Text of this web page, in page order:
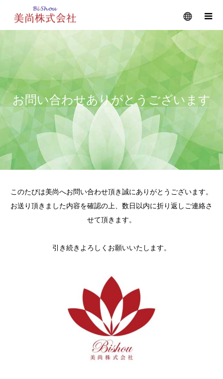
メニュー
お問い合わせありがとうございます
このたびは美尚へお問い合わせ頂き誠にありがとうございます。
お送り頂きました内容を確認の上、数日以内に折り返しご連絡さ
せて頂きます。
引き続きよろしくお願いいたします。